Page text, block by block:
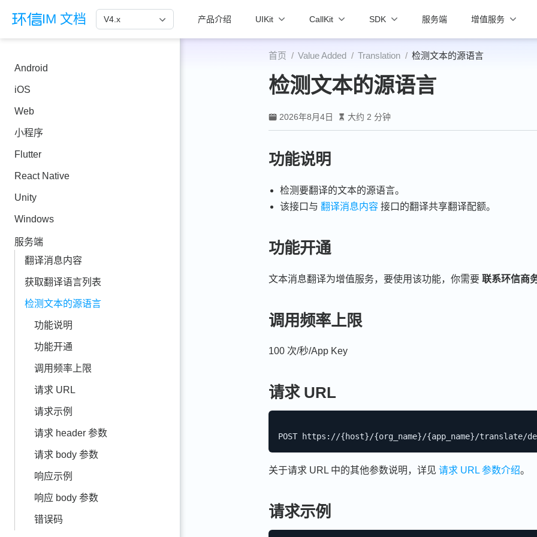
IM 文档 V4.x 产品介绍 UIKit CallKit SDK 服务端 增值服务
Android
iOS
Web
小程序
Flutter
React Native
Unity
Windows
服务端
翻译消息内容
获取翻译语言列表
检测文本的源语言
功能说明
功能开通
调用频率上限
请求 URL
请求示例
请求 header 参数
请求 body 参数
响应示例
响应 body 参数
错误码
首页 Value Added Translation 检测文本的源语言
检测文本的源语言
2026年8月4日 大约 2 分钟
功能说明
检测要翻译的文本的源语言。
该接口与翻译消息内容 接口的翻译共享翻译配额。
功能开通
文本消息翻译为增值服务，要使用该功能，你需要 联系环信商
调用频率上限
100 次/秒/App Key
请求 URL
关于请求 URL 中的其他参数说明，详见 请求 URL 参数介绍。
请求示例